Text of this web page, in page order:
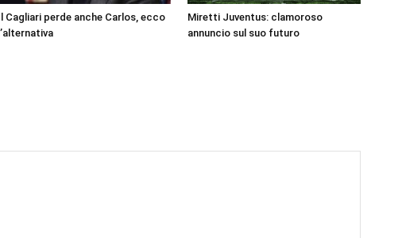
Cagliari perde anche Carlos, ecco
l’alternativa
Miretti Juventus: clamoroso
annuncio sul suo futuro